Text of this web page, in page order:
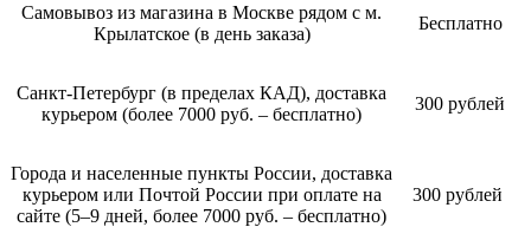
Самовывоз из магазина в Москве рядом с м.
Крылатское (в день заказа)
Бесплатно
Санкт-Петербург (в пределах КАД), доставка
курьером (более 7000 руб. – бесплатно)
300 рублей
Города и населенные пункты России, доставка
курьером или Почтой России при оплате на
сайте (5–9 дней, более 7000 руб. – бесплатно)
300 рублей